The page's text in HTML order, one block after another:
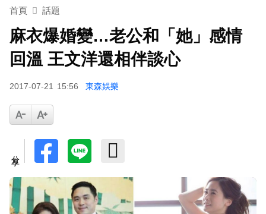
小24歲女友背景遭起底！姜厚任12點聲明「駁小
下載東森App，隨時掌握天下大小事！
票」千萬贖金救不回
首頁 話題
麻衣爆婚變…老公和「她」感情
回溫 王文洋還相伴談心
2017-07-21 15:56 東森娛樂